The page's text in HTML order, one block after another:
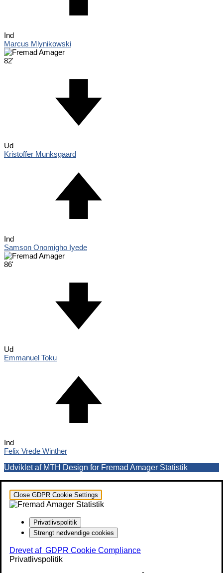
Ind
Marcus Mlynikowski
82'
Ud
Kristoffer Munksgaard
Ind
Samson Onomigho Iyede
86'
Ud
Emmanuel Toku
Ind
Felix Vrede Winther
Udviklet af MTH Design for Fremad Amager Statistik
Close GDPR Cookie Settings
Privatlivspolitik
Strengt nødvendige cookies
Drevet af GDPR Cookie Compliance
Privatlivspolitik